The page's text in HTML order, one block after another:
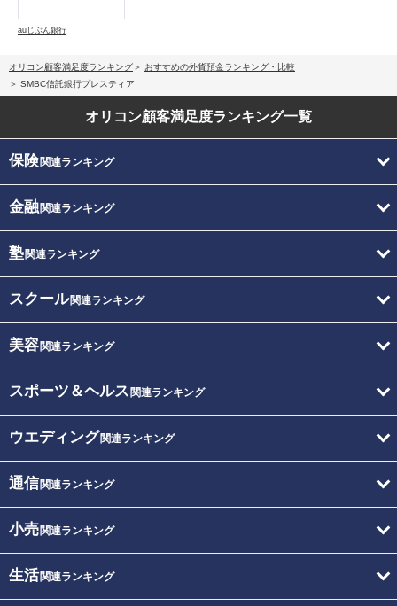
auじぶん銀行
オリコン顧客満足度ランキング
おすすめの外貨預金ランキング・比較
SMBC信託銀行プレスティア
オリコン顧客満足度ランキング一覧
保険関連ランキング
金融関連ランキング
塾関連ランキング
スクール関連ランキング
美容関連ランキング
スポーツ＆ヘルス 関連ランキング
ウエディング関連ランキング
通信関連ランキング
小売関連ランキング
生活関連ランキング